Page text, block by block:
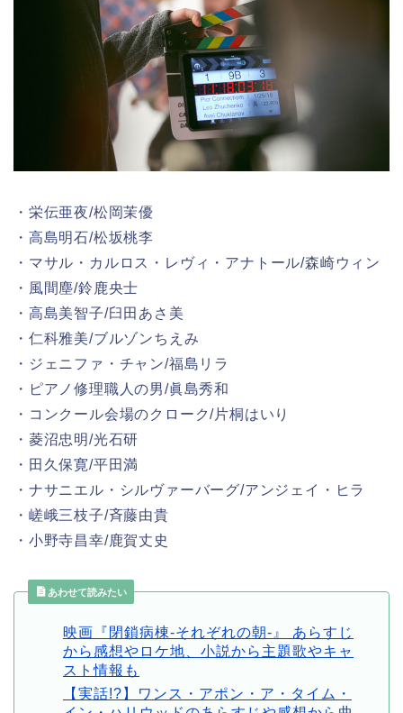
・栄伝亜夜/松岡茉優
・高島明石/松坂桃李
・マサル・カルロス・レヴィ・アナトール/森崎ウィン
・風間塵/鈴鹿央士
・高島美智子/臼田あさ美
・仁科雅美/ブルゾンちえみ
・ジェニファ・チャン/福島リラ
・ピアノ修理職人の男/眞島秀和
・コンクール会場のクローク/片桐はいり
・菱沼忠明/光石研
・田久保寛/平田満
・ナサニエル・シルヴァーバーグ/アンジェイ・ヒラ
・嵯峨三枝子/斉藤由貴
・小野寺昌幸/鹿賀丈史
あわせて読みたい
映画『閉鎖病棟-それぞれの朝-』 あらすじ
から感想やロケ地、小説から主題歌やキャ
スト情報も
【実話!?】ワンス・アポン・ア・タイム・